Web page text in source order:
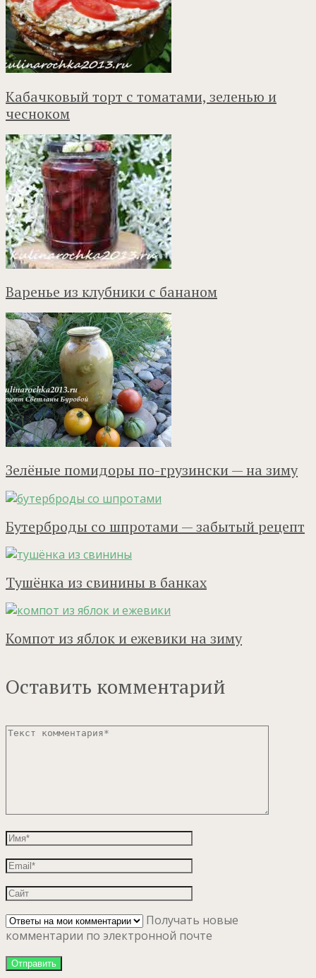
Кабачковый торт с томатами, зеленью и
чесноком
Варенье из клубники с бананом
Зелёные помидоры по-грузински — на зиму
Бутерброды со шпротами — забытый рецепт
Тушёнка из свинины в банках
Компот из яблок и ежевики на зиму
Оставить комментарий
Получать новые
комментарии по электронной почте